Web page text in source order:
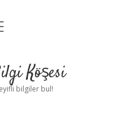
Köşesi
bilgiler bul!